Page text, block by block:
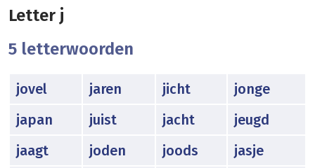
Letter j
5 letterwoorden
jovel jaren jicht
jonge
japan
juist jacht
jeugd
jaagt
joden joods
jasje